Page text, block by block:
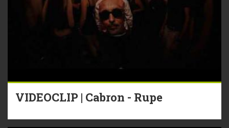
VIDEOCLIP | Cabron - Rupe